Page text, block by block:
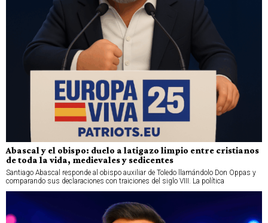
Abascal y el obispo: duelo a latigazo limpio entre cristianos
de toda la vida, medievales y sedicentes
Santiago Abascal responde al obispo auxiliar de Toledo llamándolo Don Oppas y
comparando sus declaraciones con traiciones del siglo VIII. La política